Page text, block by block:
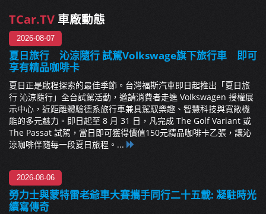
TCar.TV 車廠動態
2026-08-07
夏日旅行 沁涼隨行 試駕Volkswage旗下旅行車 即可
享有精品咖啡卡
夏日正是啟程探索的最佳季節。台灣福斯汽車即日起推出「夏日旅
行 沁涼隨行」全台試駕活動，邀請消費者走進 Volkswagen 授權展
示中心，近距離體驗德系旅行車兼具駕馭樂趣、智慧科技與寬敞機
能的多元魅力。即日起至 8 月 31 日，凡完成 The Golf Variant 或
The Passat 試駕，當日即可獲得價值150元精品咖啡卡乙張，讓沁
涼咖啡伴隨每一段夏日旅程。...
2026-08-06
勞力士與蒙特雷老爺車大賽攜手同行二十五載: 凝駐時光
續寫傳奇